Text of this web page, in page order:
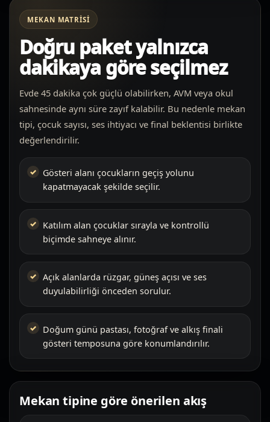
MEKAN MATRISI
Doğru paket yalnızca
dakikaya göre seçilmez
Evde 45 dakika çok güçlü olabilirken, AVM veya okul
sahnesinde aynı süre zayıf kalabilir. Bu nedenle mekan
tipi, çocuk sayısı, ses ihtiyacı ve final beklentisi birlikte
değerlendirilir.
Gösteri alanı çocukların geçiş yolunu
kapatmayacak şekilde seçilir.
Katılım alan çocuklar sırayla ve kontrollü
biçimde sahneye alınır.
Açık alanlarda rüzgar, güneş açısı ve ses
duyulabilirliği önceden sorulur.
Doğum günü pastası, fotoğraf ve alkış finali
gösteri temposuna göre konumlandırılır.
Mekan tipine göre önerilen akış